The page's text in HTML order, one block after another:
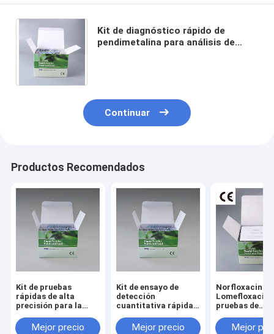
Kit de diagnóstico rápido de
pendimetalina para análisis de
Continuar
Productos Recomendados
Kit de pruebas
rápidas de alta
precisión para la
carbendazima y
Mejor precio
Kit de ensayo de
detección
cuantitativa rápida
carbendazim para el
Mejor precio
Norfloxacina
pruebas de
en mariscos y
Mejor